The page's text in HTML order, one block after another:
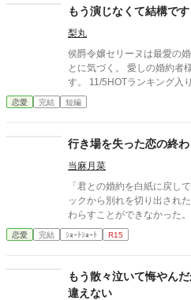
もう演じなくて結構です
梨丸
侯爵令嬢セリーヌは最愛の
とに気づく。 愛しの婚約者様、もう婚約者を演じなくて結構で
す。 11/5HOTランキング入りしました。ありがとうございます。
感想などいただけると、
た。 11/16 完結小説ランキ
恋愛 完結 短編
行き場を失った恋の終
当麻月菜
「君との婚約を白紙に戻してほしい」 自分の全
ックから別れを切り出され
わらすことができなかった。 避け続ける彼を求めて、復縁を願
って、あの日聞けなかった
夜会に出席する。 しかし
行き場を失った恋の中をさ
他のサイトにも重複投稿して
恋愛 完結 ｼｮｰﾄｼｮｰﾄ R15
もう散々泣いて悔やん
違えない